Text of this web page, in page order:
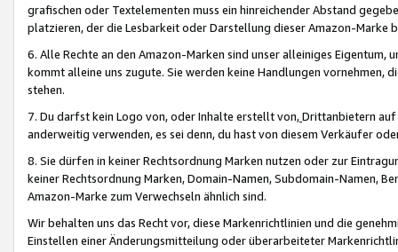
grafischen oder Textelementen muss ein hinreichender Abstand
platzieren, der die Lesbarkeit oder Darstellung dieser Amazon-Marke
6. Alle Rechte an den Amazon-Marken sind unser alleiniges
kommt alleine uns zugute. Sie werden keine Handlungen vornehmen,
stehen.
7. Du darfst kein Logo von, oder Inhalte erstellt von,Drittanbietern auf
anderweitig verwenden, es sei denn, du hast von diesem Verkäufer
8. Sie dürfen in keiner Rechtsordnung Marken nutzen oder zur
keiner Rechtsordnung Marken, Domain-Namen, Subdomain-Namen,
Amazon-Marke zum Verwechseln ähnlich sind.
Wir behalten uns das Recht vor, diese Markenrichtlinien und die
Einstellen einer Änderungsmitteilung oder überarbeiteter